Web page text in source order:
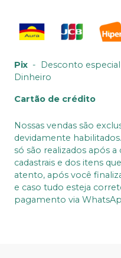
Pix - Desconto
Dinheiro
Cartão de crédito
Nossas vendas são
devidamente
só são realizados após
cadastrais e dos itens
atento, após você
e caso tudo esteja
pagamento via